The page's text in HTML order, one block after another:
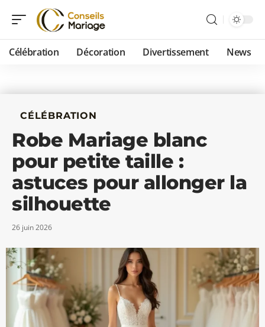
Célébration Décoration Divertissement News
CÉLÉBRATION
Robe Mariage blanc
pour petite taille :
astuces pour allonger la
silhouette
26 juin 2026